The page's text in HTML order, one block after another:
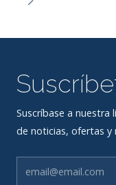
Suscríbase a nuestra
de noticias, ofertas y